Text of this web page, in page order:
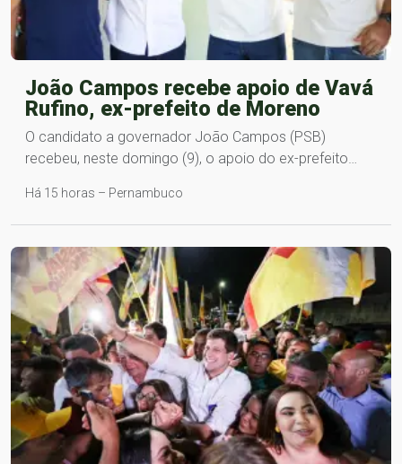
João Campos recebe apoio de Vavá
Rufino, ex-prefeito de Moreno
O candidato a governador João Campos (PSB)
recebeu, neste domingo (9), o apoio do ex-prefeito…
Há 15 horas – Pernambuco